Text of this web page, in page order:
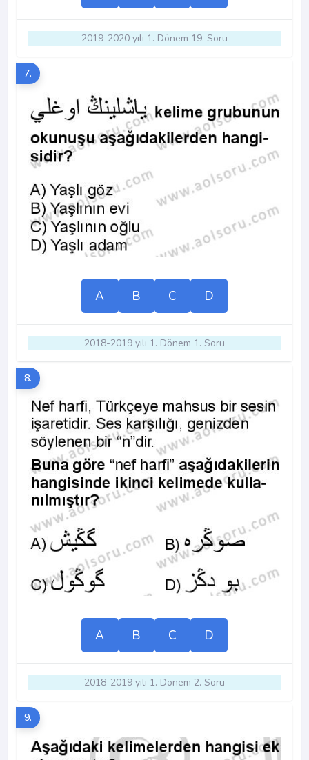
2019-2020 yılı 1. Dönem 19. Soru
7.
A B C D
2018-2019 yılı 1. Dönem 1. Soru
8.
A B C D
2018-2019 yılı 1. Dönem 2. Soru
9.